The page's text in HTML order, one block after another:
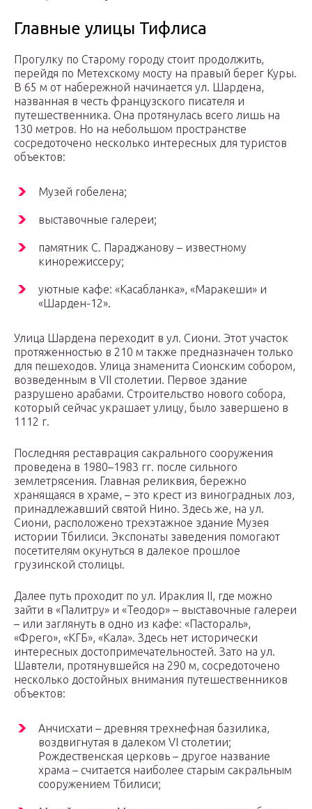
Главные улицы Тифлиса
Прогулку по Старому городу стоит продолжить,
перейдя по Метехскому мосту на правый берег Куры.
В 65 м от набережной начинается ул. Шардена,
названная в честь французского писателя и
путешественника. Она протянулась всего лишь на
130 метров. Но на небольшом пространстве
сосредоточено несколько интересных для туристов
объектов:
Музей гобелена;
выставочные галереи;
памятник С. Параджанову – известному
кинорежиссеру;
уютные кафе: «Касабланка», «Маракеши» и
«Шарден-12».
Улица Шардена переходит в ул. Сиони. Этот участок
протяженностью в 210 м также предназначен только
для пешеходов. Улица знаменита Сионским собором,
возведенным в VII столетии. Первое здание
разрушено арабами. Строительство нового собора,
который сейчас украшает улицу, было завершено в
1112 г.
Последняя реставрация сакрального сооружения
проведена в 1980–1983 гг. после сильного
землетрясения. Главная реликвия, бережно
хранящаяся в храме, – это крест из виноградных лоз,
принадлежавший святой Нино. Здесь же, на ул.
Сиони, расположено трехэтажное здание Музея
истории Тбилиси. Экспонаты заведения помогают
посетителям окунуться в далекое прошлое
грузинской столицы.
Далее путь проходит по ул. Ираклия II, где можно
зайти в «Палитру» и «Теодор» – выставочные галереи
– или заглянуть в одно из кафе: «Пастораль»,
«Фрего», «КГБ», «Кала». Здесь нет исторически
интересных достопримечательностей. Зато на ул.
Шавтели, протянувшейся на 290 м, сосредоточено
несколько достойных внимания путешественников
объектов:
Анчисхати – древняя трехнефная базилика,
воздвигнутая в далеком VI столетии;
Рождественская церковь – другое название
храма – считается наиболее старым сакральным
сооружением Тбилиси;